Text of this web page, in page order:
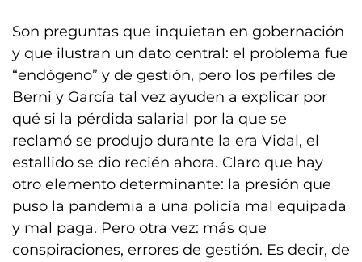
Son preguntas que inquietan en gobernación
y que ilustran un dato central: el problema fue
“endógeno” y de gestión, pero los perfiles de
Berni y García tal vez ayuden a explicar por
qué si la pérdida salarial por la que se
reclamó se produjo durante la era Vidal, el
estallido se dio recién ahora. Claro que hay
otro elemento determinante: la presión que
puso la pandemia a una policía mal equipada
y mal paga. Pero otra vez: más que
conspiraciones, errores de gestión. Es decir, de